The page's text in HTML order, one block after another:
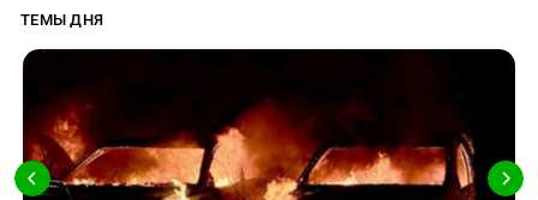
ТЕМЫ ДНЯ